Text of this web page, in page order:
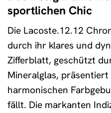
sportlichen Chic
Die Lacoste.12.12
durch ihr klares und
Zifferblatt, geschützt
Mineralglas,
harmonischen
fällt. Die markanten